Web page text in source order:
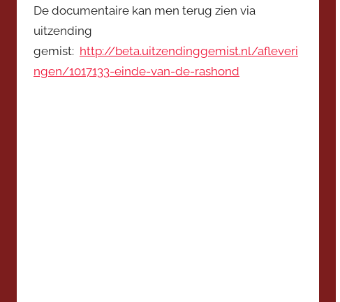
De documentaire kan men terug zien via
uitzending
gemist: http://beta.uitzendinggemist.nl/afleveri
ngen/1017133-einde-van-de-rashond